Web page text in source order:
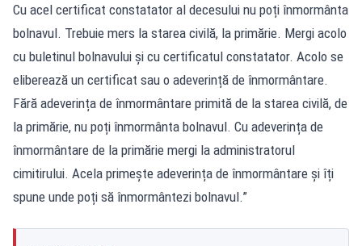
Cu acel certificat constatator al decesului nu poți înmormânta
bolnavul. Trebuie mers la starea civilă, la primărie. Mergi acolo
cu buletinul bolnavului și cu certificatul constatator. Acolo se
eliberează un certificat sau o adeverință de înmormântare.
Fără adeverința de înmormântare primită de la starea civilă, de
la primărie, nu poți înmormânta bolnavul. Cu adeverința de
înmormântare de la primărie mergi la administratorul
cimitirului. Acela primește adeverința de înmormântare și îți
spune unde poți să înmormântezi bolnavul.”